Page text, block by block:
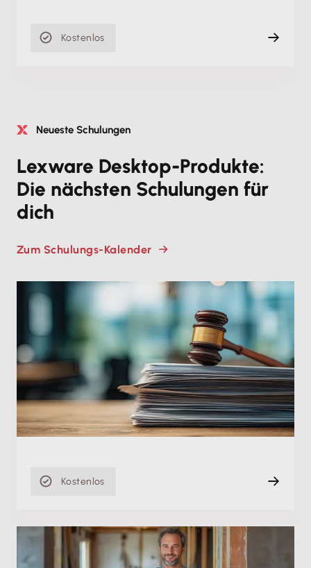
Kostenlos
Neueste Schulungen
Lexware Desktop-Produkte:
Die nächsten Schulungen für
dich
Zum Schulungs-Kalender
Fachschulung
KI-Verordnung: Diese Regelungen solltest du jetzt
kennen
Di. 25.08.2026, 08:00 Uhr
90 min
Kostenlos
Produktschulung